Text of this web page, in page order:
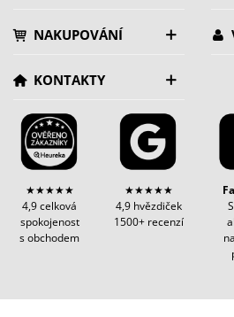
NAKUPOVÁNÍ
KONTAKTY
★★★★★
4,9 celková
spokojenost
s obchodem
★★★★★
4,9 hvězdiček
1500+ recenzí